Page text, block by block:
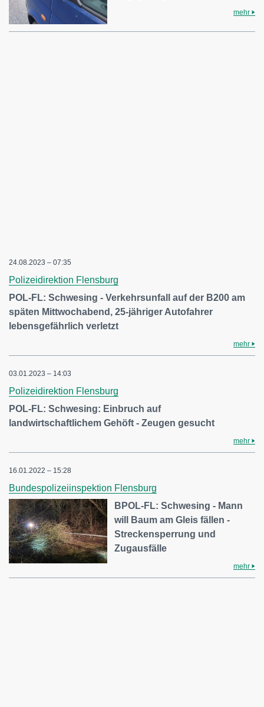
mehr
24.08.2023 – 07:35
Polizeidirektion Flensburg
POL-FL: Schwesing - Verkehrsunfall auf der B200 am
späten Mittwochabend, 25-jähriger Autofahrer
lebensgefährlich verletzt
mehr
03.01.2023 – 14:03
Polizeidirektion Flensburg
POL-FL: Schwesing: Einbruch auf
landwirtschaftlichem Gehöft - Zeugen gesucht
mehr
16.01.2022 – 15:28
Bundespolizeiinspektion Flensburg
BPOL-FL: Schwesing - Mann
will Baum am Gleis fällen -
Streckensperrung und
Zugausfälle
mehr